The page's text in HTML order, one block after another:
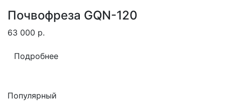
Почвофреза GQN-120
63 000 р.
Подробнее
Популярный